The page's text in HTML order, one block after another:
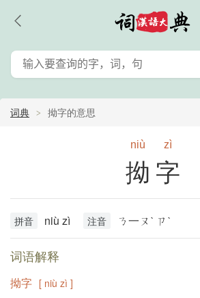
词典 拗字的意思
niù zì
拗字
拼音 niù zì 注音 ㄋ一ㄡˋ ㄗˋ
词语解释
拗字 [ niù zì ]